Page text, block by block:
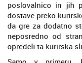
poslovalnico in jih
dostave preko
da gre za dodatno
neposredno od
opredeli ta kurirska